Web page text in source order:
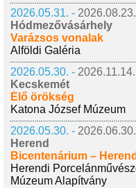
2026.05.31. - 2026.08.23.
Hódmezővásárhely
Varázsos vonalak
Alföldi Galéria
2026.05.30. - 2026.11.14.
Kecskemét
Élő örökség
Katona József Múzeum
2026.05.30. - 2026.06.30.
Herend
Bicentenárium – Herend
Herendi
Múzeum Alapítvány